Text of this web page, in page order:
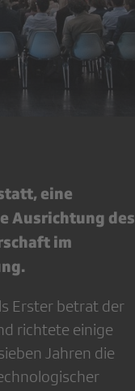
eine
Ausrichtung des
im
Erster betrat der
richtete einige
Jahren die